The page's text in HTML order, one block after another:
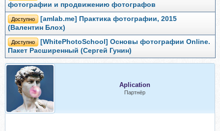
фотографии и продвижению фотографов
Доступно
[amlab.me] Практика фотографии, 2015
(Валентин Блох)
Доступно
[WhitePhotoSchool] Основы фотографии Online.
Пакет Расширенный (Сергей Гунин)
Aplication
Партнёр